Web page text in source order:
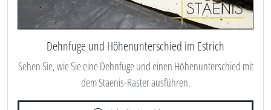
Dehnfuge und Höhenunterschied im Estrich
Sehen Sie, wie Sie eine Dehnfuge und einen Höhenunterschied mit
dem Staenis-Raster ausführen.